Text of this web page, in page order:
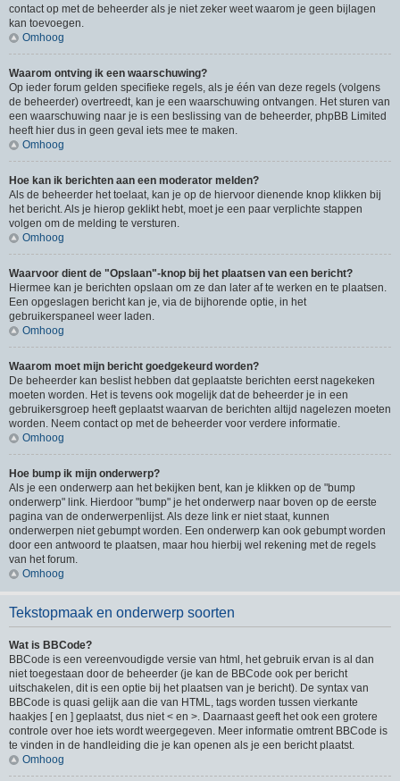
contact op met de beheerder als je niet zeker weet waarom je geen bijlagen
kan toevoegen.
Omhoog
Waarom ontving ik een waarschuwing?
Op ieder forum gelden specifieke regels, als je één van deze regels (volgens
de beheerder) overtreedt, kan je een waarschuwing ontvangen. Het sturen van
een waarschuwing naar je is een beslissing van de beheerder, phpBB Limited
heeft hier dus in geen geval iets mee te maken.
Omhoog
Hoe kan ik berichten aan een moderator melden?
Als de beheerder het toelaat, kan je op de hiervoor dienende knop klikken bij
het bericht. Als je hierop geklikt hebt, moet je een paar verplichte stappen
volgen om de melding te versturen.
Omhoog
Waarvoor dient de "Opslaan"-knop bij het plaatsen van een bericht?
Hiermee kan je berichten opslaan om ze dan later af te werken en te plaatsen.
Een opgeslagen bericht kan je, via de bijhorende optie, in het
gebruikerspaneel weer laden.
Omhoog
Waarom moet mijn bericht goedgekeurd worden?
De beheerder kan beslist hebben dat geplaatste berichten eerst nagekeken
moeten worden. Het is tevens ook mogelijk dat de beheerder je in een
gebruikersgroep heeft geplaatst waarvan de berichten altijd nagelezen moeten
worden. Neem contact op met de beheerder voor verdere informatie.
Omhoog
Hoe bump ik mijn onderwerp?
Als je een onderwerp aan het bekijken bent, kan je klikken op de "bump
onderwerp" link. Hierdoor "bump" je het onderwerp naar boven op de eerste
pagina van de onderwerpenlijst. Als deze link er niet staat, kunnen
onderwerpen niet gebumpt worden. Een onderwerp kan ook gebumpt worden
door een antwoord te plaatsen, maar hou hierbij wel rekening met de regels
van het forum.
Omhoog
Tekstopmaak en onderwerp soorten
Wat is BBCode?
BBCode is een vereenvoudigde versie van html, het gebruik ervan is al dan
niet toegestaan door de beheerder (je kan de BBCode ook per bericht
uitschakelen, dit is een optie bij het plaatsen van je bericht). De syntax van
BBCode is quasi gelijk aan die van HTML, tags worden tussen vierkante
haakjes [ en ] geplaatst, dus niet < en >. Daarnaast geeft het ook een grotere
controle over hoe iets wordt weergegeven. Meer informatie omtrent BBCode is
te vinden in de handleiding die je kan openen als je een bericht plaatst.
Omhoog